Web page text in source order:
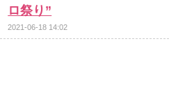
ロ祭り”
2021-06-18 14:02